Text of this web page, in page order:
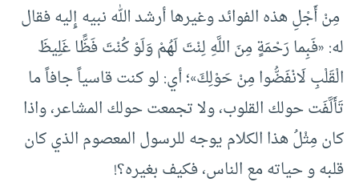
مِنْ أَجْلِ هذه الفوائد وغيرها أرشد الله نبيه إِليه فقال
له: «فَبِما رَحْمَةٍ مِنَ اللَّهِ لِنْتَ لَهُمْ وَلَوْ كُنْتَ فَظًّا غَلِيظَ
الْقَلْبِ لَانْفَضُّوا مِنْ حَوْلِكَ»؛ أي: لو كنت قاسياً جافاً ما
تَأَلَّفَت حولك القلوب، ولا تجمعت حولك المشاعر، واذا
كان مِثْلُ هذا الكلام يوجه للرسول المعصوم الذي كان
قلبه و حياته مع الناس، فكيف بغيره؟!